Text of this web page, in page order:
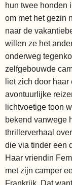
hun twee honden
om met het gezin
naar de
willen ze het
onderweg
zelfgebouwde
liet zich door
avontuurlijke
lichtvoetige toon
bekend vanwege
thrillerverhaal
die via tinder een
Haar vriendin
met zijn camper
Frankrijk. Dat